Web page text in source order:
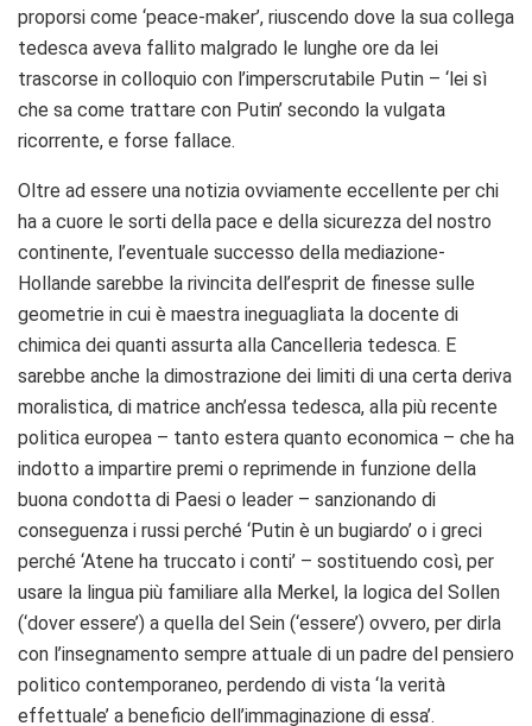
proporsi come ‘peace-maker’, riuscendo dove la sua collega
tedesca aveva fallito malgrado le lunghe ore da lei
trascorse in colloquio con l’imperscrutabile Putin – ‘lei sì
che sa come trattare con Putin’ secondo la vulgata
ricorrente, e forse fallace.
Oltre ad essere una notizia ovviamente eccellente per chi
ha a cuore le sorti della pace e della sicurezza del nostro
continente, l’eventuale successo della mediazione-
Hollande sarebbe la rivincita dell’esprit de finesse sulle
geometrie in cui è maestra ineguagliata la docente di
chimica dei quanti assurta alla Cancelleria tedesca. E
sarebbe anche la dimostrazione dei limiti di una certa deriva
moralistica, di matrice anch’essa tedesca, alla più recente
politica europea – tanto estera quanto economica – che ha
indotto a impartire premi o reprimende in funzione della
buona condotta di Paesi o leader – sanzionando di
conseguenza i russi perché ‘Putin è un bugiardo’ o i greci
perché ‘Atene ha truccato i conti’ – sostituendo così, per
usare la lingua più familiare alla Merkel, la logica del Sollen
(‘dover essere’) a quella del Sein (‘essere’) ovvero, per dirla
con l’insegnamento sempre attuale di un padre del pensiero
politico contemporaneo, perdendo di vista ‘la verità
effettuale’ a beneficio dell’immaginazione di essa’.